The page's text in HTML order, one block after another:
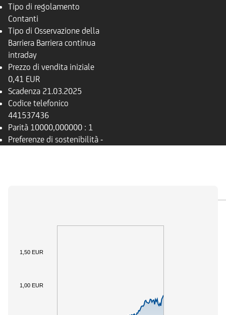
Tipo di regolamento
Contanti
Tipo di Osservazione della
Barriera Barriera continua
intraday
Prezzo di vendita iniziale
0,41 EUR
Scadenza 21.03.2025
Codice telefonico
441537436
Parità 10000,000000 : 1
Preferenze di sostenibilità -
1,00 EUR
1,50 EUR